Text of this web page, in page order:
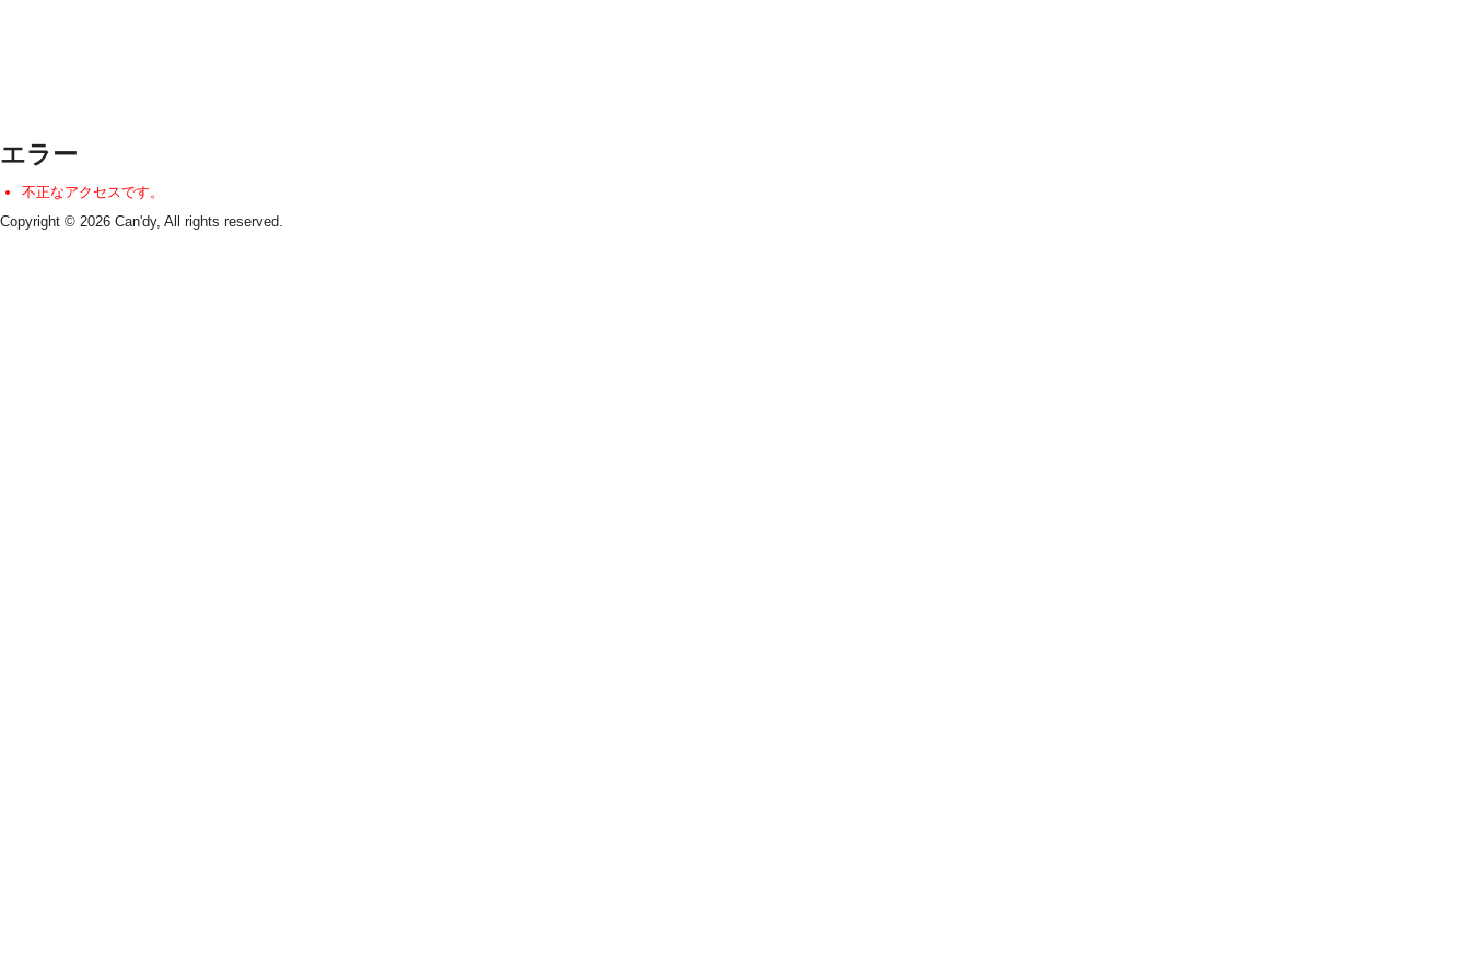
エラー
不正なアクセスです。
Copyright © 2026 Can'dy, All rights reserved.